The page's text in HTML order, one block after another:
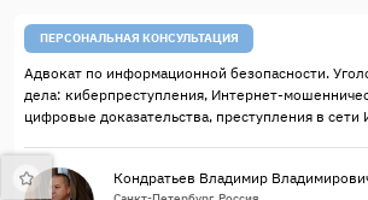
ПЕРСОНАЛЬНАЯ КОНСУЛЬТАЦИЯ
Адвокат по информационной безопасности.
дела: киберпреступления, Интернет-
цифровые доказательства, преступления в сети
Кондратьев Владимир